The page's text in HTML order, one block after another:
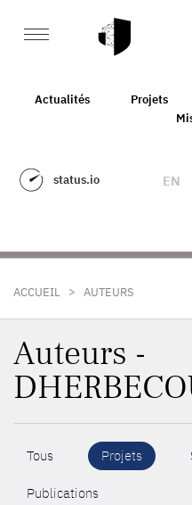
Actualités Projets
status.io EN
ACCUEIL > AUTEURS
Auteurs -
Tous Projets
Publications